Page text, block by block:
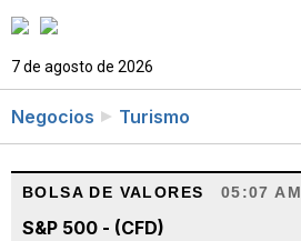
7 de agosto de 2026
Negocios Turismo
BOLSA DE VALORES 05:07 AM
S&P 500 - (CFD)